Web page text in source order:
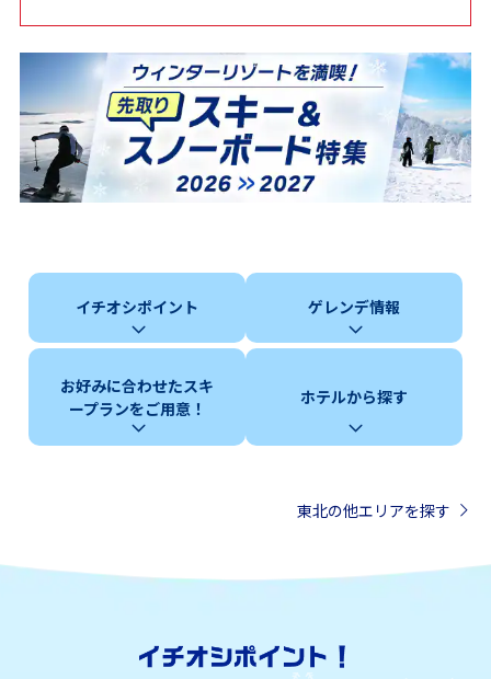
イチオシポイント ゲレンデ情報
お好みに合わせたスキ
ープランをご用意！
ホテルから探す
東北の他エリアを探す